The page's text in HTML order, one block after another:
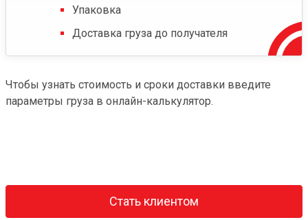
Упаковка
Доставка груза до получателя
Чтобы узнать стоимость и сроки доставки введите
параметры груза в онлайн-калькулятор.
Стать клиентом